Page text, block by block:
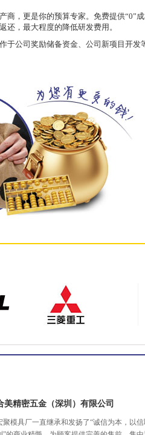
商，更是你的预算专家。免费提供“0”
还，最大程度的降低研发费用。
作于公司奖励储备资金、公司新项目开发
美精密五金（深圳）有限公司
聚模具厂一直继承和发扬了“诚信为本，以信